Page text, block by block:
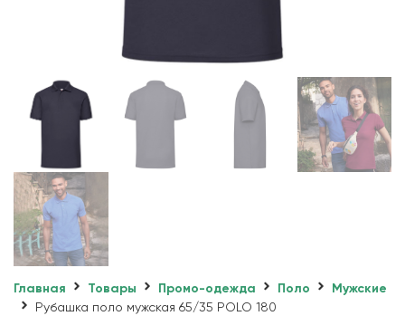
Главная Товары Промо-одежда Поло
Мужские
Рубашка поло мужская 65/35 POLO 180